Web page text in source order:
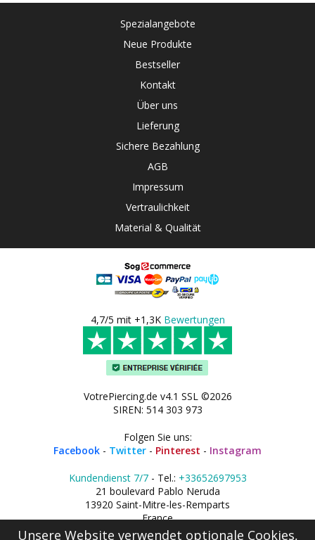
Spezialangebote
Neue Produkte
Bestseller
Kontakt
Über uns
Lieferung
Sichere Bezahlung
AGB
Impressum
Vertraulichkeit
Material & Qualität
4,7/5 mit +1,3K Bewertungen
VotrePiercing.de v4.1 SSL ©2026
SIREN: 514 303 973
Folgen Sie uns:
Facebook - Twitter - Pinterest - Instagram
Kundendienst 7/7- Tel.: +33652697953
21 boulevard Pablo Neruda
13920 Saint-Mitre-les-Remparts
France
Unsere Website verwendet optionale Cookies,